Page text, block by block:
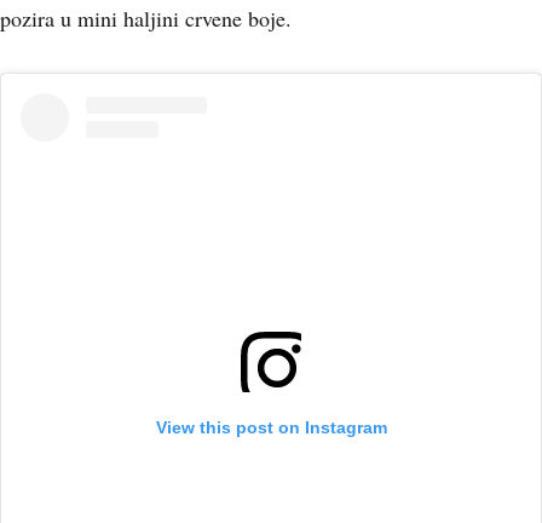
pozira u mini haljini crvene boje.
View this post on Instagram